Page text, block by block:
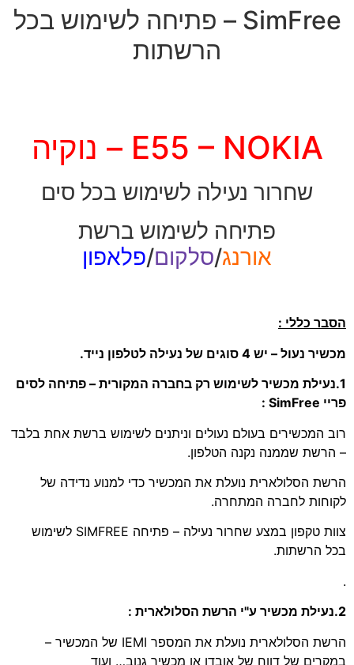
SimFree – פתיחה לשימוש בכל
הרשתות
E55 – NOKIA – נוקיה
שחרור נעילה לשימוש בכל סים
פתיחה לשימוש ברשת
אורנג/סלקום/פלאפון
הסבר כללי :
מכשיר נעול – יש 4 סוגים של נעילה לטלפון נייד.
1.נעילת מכשיר לשימוש רק בחברה המקורית – פתיחה לסים
פריי SimFree :
רוב המכשירים בעולם נעולים וניתנים לשימוש ברשת אחת בלבד
– הרשת שממנה נקנה הטלפון.
הרשת הסלולארית נועלת את המכשיר כדי למנוע נדידה של
לקוחות לחברה המתחרה.
צוות טקפון במצע שחרור נעילה – פתיחה SIMFREE לשימוש
בכל הרשתות.
.
2.נעילת מכשיר ע"י הרשת הסלולארית :
הרשת הסלולארית נועלת את המספר IEMI של המכשיר –
במקרים של דווח של אובדן או מכשיר גנוב… ועוד